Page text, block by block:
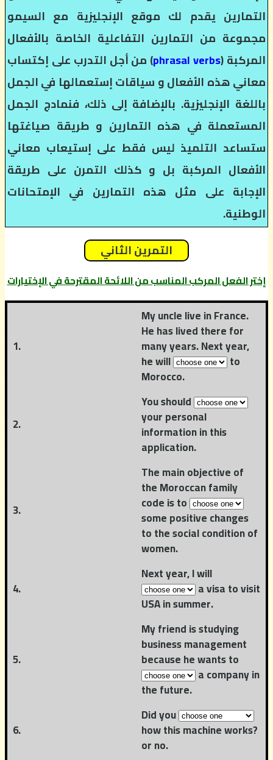
التمارين يقدم لك موقع الإنجليزية مع السيمو
مجموعة من التمارين التفاعلية الخاصة بالأفعال
المركبة (phrasal verbs) من أجل التدرب على إكتساب
معاني هذه الأفعال و سياقات إستعمالها في الجمل
باللغة الإنجليزية. بالإضافة إلى ذلك، فنمادج الجمل
المستعملة في هذه التمارين و طريقة صياغتها
ستساعد التلميذ ليس فقط على إستيعاب معاني
الأفعال المركبة بل و كذلك التمرن على طريقة
الإجابة على مثل هذه التمارين في الإمتحانات
الوطنية.
التمرين الثاني
إختر الفعل المركب المناسب من اللائحة المقترحة في الإختيارات
1.
My uncle live in France.
He has lived there for
many years. Next year,
he will to
Morocco.
2.
You should
your personal
information in this
application.
3.
The main objective of
the Moroccan family
code is to
some positive changes
to the social condition of
women.
4.
Next year, I will
a visa to visit
USA in summer.
5.
My friend is studying
business management
because he wants to
a company in
the future.
6.
Did you
how this machine works?
or no.